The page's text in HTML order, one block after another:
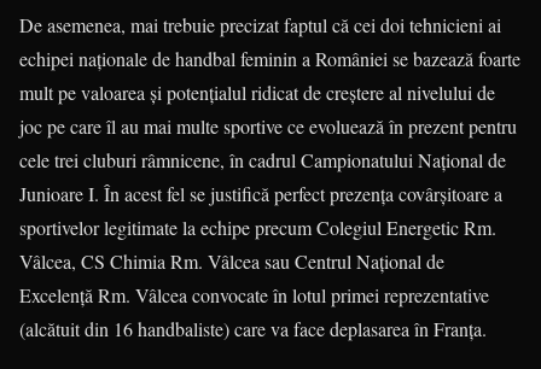
De asemenea, mai trebuie precizat faptul că cei doi tehnicieni ai
echipei naţionale de handbal feminin a României se bazează foarte
mult pe valoarea şi potenţialul ridicat de creştere al nivelului de
joc pe care îl au mai multe sportive ce evoluează în prezent pentru
cele trei cluburi râm­nicene, în cadrul Campionatului Naţional de
Junioare I. În acest fel se justifică perfect prezenţa covârşitoare a
sportivelor legitimate la echipe precum Colegiul Energetic Rm.
Vâlcea, CS Chimia Rm. Vâlcea sau Centrul Naţio­nal de
Excelenţă Rm. Vâlcea convocate în lotul primei reprezentative
(alcătuit din 16 handbaliste) care va face deplasarea în Franţa.